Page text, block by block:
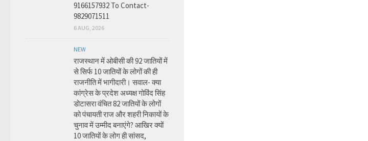
9166157932 To Contact-
9829071511
6 AUG, 2026
NEW
राजस्थान में ओबीसी की 92 जातियों में
से सिर्फ 10 जातियों के लोगों की ही
राजनीति में भागीदारी। सवाल- क्या
कांग्रेस के प्रदेश अध्यक्ष गोविंद सिंह
डोटासरा वंचित 82 जातियों के लोगों
को पंचायती राज और शहरी निकायों के
चुनाव में उम्मीद बनाएंगे? आखिर क्यों
10 जातियों के लोग ही सांसद,